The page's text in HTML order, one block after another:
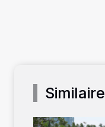
Similaire